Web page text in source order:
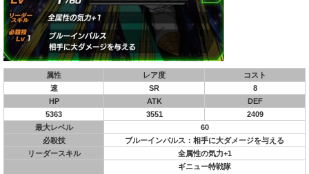
属性 レア度
コスト
速
SR
8
HP
ATK
DEF
5363
3551
2409
最大レベル
60
必殺技
ブルーインパルス：相手に大ダメージを与える
リーダースキル
全属性の気力+1
ギニュー特戦隊